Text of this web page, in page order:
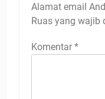
Alamat email
Ruas yang wajib
Komentar *